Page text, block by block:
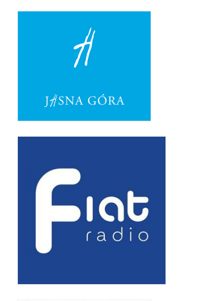
Galerie 2019
Pasterka 2019
Posługa Siostry Elekty
Pierwsza Komunia Święta 2019
Imieniny Ks Kanonika
Wigilia Paschalna 2019
Wielki Czwartek 2019